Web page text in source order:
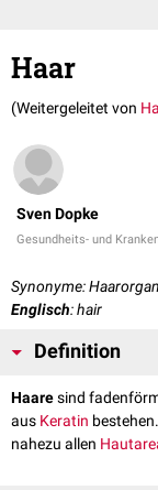
Haar
(Weitergeleitet von
Sven Dopke
Gesundheits- und
Synonyme:
Englisch: hair
Definition
Haaresind
aus Keratin
nahezu allen